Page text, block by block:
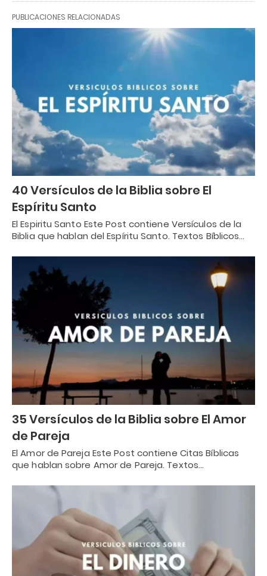
PUBLICACIONES RELACIONADAS
40 Versículos de la Biblia sobre El
Espíritu Santo
El Espiritu Santo Este Post contiene Versículos de la
Biblia que hablan del Espíritu Santo. Textos Bíblicos…
35 Versículos de la Biblia sobre El Amor
de Pareja
El Amor de Pareja Este Post contiene Citas Bíblicas
que hablan sobre Amor de Pareja. Textos…